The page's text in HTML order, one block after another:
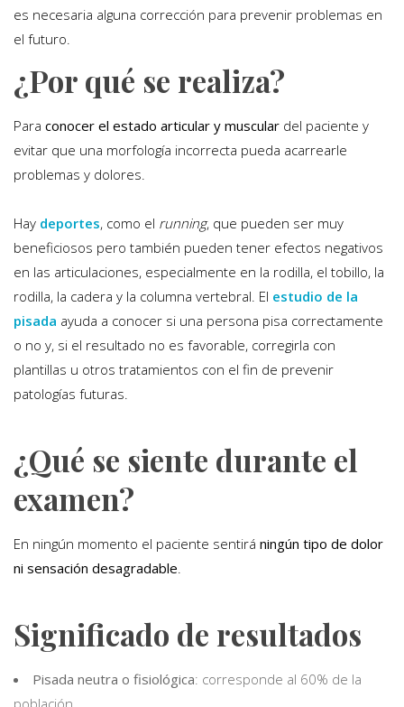
es necesaria alguna corrección para prevenir problemas en
el futuro.
¿Por qué se realiza?
Para conocer el estado articular y muscular del paciente y
evitar que una morfología incorrecta pueda acarrearle
problemas y dolores.
Hay deportes, como el running, que pueden ser muy
beneficiosos pero también pueden tener efectos negativos
en las articulaciones, especialmente en la rodilla, el tobillo, la
rodilla, la cadera y la columna vertebral. El estudio de la
pisada ayuda a conocer si una persona pisa correctamente
o no y, si el resultado no es favorable, corregirla con
plantillas u otros tratamientos con el fin de prevenir
patologías futuras.
¿Qué se siente durante el
examen?
En ningún momento el paciente sentirá ningún tipo de dolor
ni sensación desagradable.
Significado de resultados
Pisada neutra o fisiológica: corresponde al 60% de la